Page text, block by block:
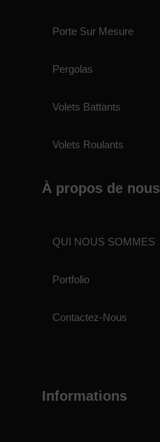
Porte Sur Mesure
Pergolas
Volets Battants
Volets Roulants
À propos de nous
QUI NOUS SOMMES
Portfolio
Contactez-Nous
Informations